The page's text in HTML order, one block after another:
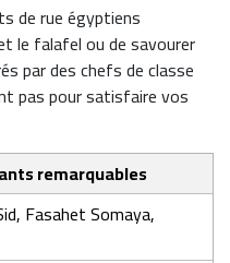
de rue égyptiens
le falafel ou de savourer
par des chefs de classe
pas pour satisfaire vos
remarquables
Fasahet Somaya,